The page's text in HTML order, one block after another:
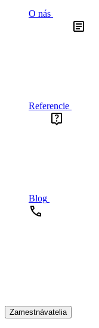
O nás
Referencie
Blog
Zamestnávatelia